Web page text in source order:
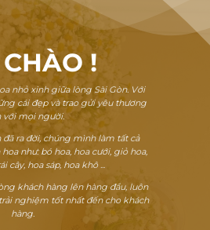
!
nhỏ xinh giữa lòng Sài Gòn. Với
cái đẹp và trao gửi yêu thương
với mọi người.
đã ra đời, chúng mình làm tất cả
như: bó hoa, hoa cưới, giỏ hoa,
cây, hoa sáp, hoa khô ...
khách hàng lên hàng đầu, luôn
nghiệm tốt nhất đến cho khách
hàng.